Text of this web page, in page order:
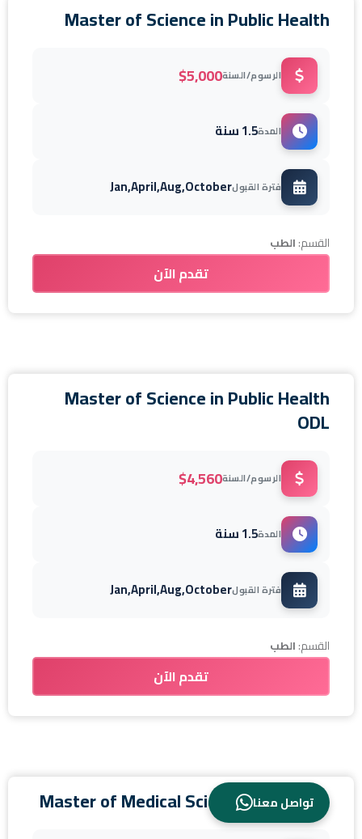
Master of Science in Public Health
الرسوم/السنة$5,000
المدة1.5 سنة
فترة القبولJan,April,Aug,October
القسم: الطب
تقدم الآن
Master of Science in Public Health
ODL
الرسوم/السنة$4,560
المدة1.5 سنة
فترة القبولJan,April,Aug,October
القسم: الطب
تقدم الآن
Master of Medical Science (Anatomy)
تواصل معنا